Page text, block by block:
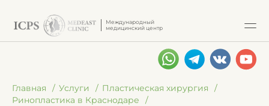
Международный
медицинский центр
Главная Услуги
Пластическая хирургия
Ринопластика в Краснодаре